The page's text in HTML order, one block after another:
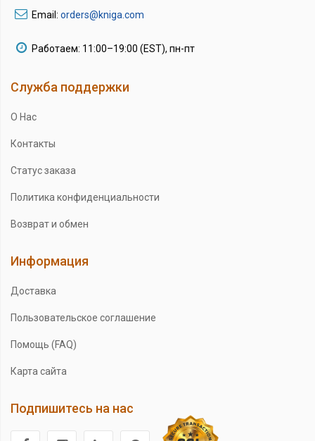
Email: orders@kniga.com
Работаем: 11:00–19:00 (EST), пн-пт
Служба поддержки
О Нас
Контакты
Статус заказа
Политика конфиденциальности
Возврат и обмен
Информация
Доставка
Пользовательское соглашение
Помощь (FAQ)
Карта сайта
Подпишитесь на нас